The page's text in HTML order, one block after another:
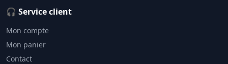
🎧 Service client
Mon compte
Mon panier
Contact